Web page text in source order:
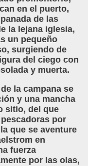
en el puerto,
de las
la lejana iglesia,
un pequeño
surgiendo de
del ciego con
y muerta.
la campana se
y una mancha
sitio, del que
por
que se aventure
en
fuerza
por las olas,